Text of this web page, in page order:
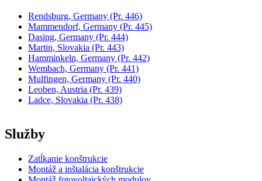
Rendsburg, Germany (Pr. 446)
Mammendorf, Germany (Pr. 445)
Dasing, Germany (Pr. 444)
Martin, Slovakia (Pr. 443)
Hamminkeln, Germany (Pr. 442)
Wembach, Germany (Pr. 441)
Mulfingen, Germany (Pr. 440)
Leoben, Austria (Pr. 439)
Ladce, Slovakia (Pr. 438)
Služby
Zatĺkanie konštrukcie
Montáž a inštalácia konštrukcie